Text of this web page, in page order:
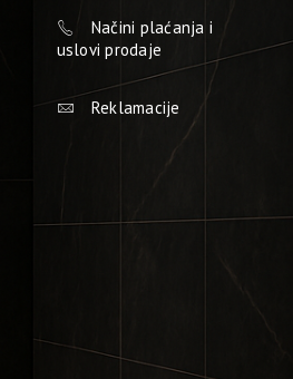
Načini plaćanja i
uslovi prodaje
Reklamacije